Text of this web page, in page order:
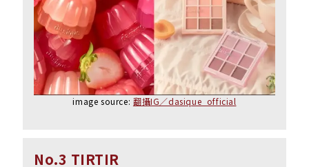
image source: 翻攝IG／dasique_official
No.3 TIRTIR